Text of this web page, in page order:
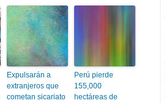
Expulsarán a
extranjeros que
cometan sicariato
Perú pierde
155,000
hectáreas de